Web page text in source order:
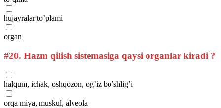
hujayralar to’plami
organ
#20. Hazm qilish sistemasiga qaysi organlar kiradi ?
halqum, ichak, oshqozon, og’iz bo’shlig’i
orqa miya, muskul, alveola